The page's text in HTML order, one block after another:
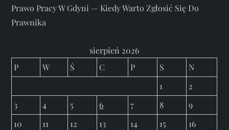
Prawo Pracy W Gdyni — Kiedy Warto Zgłosić Się Do
Prawnika
sierpień 2026
P
W Ś C P S
N
1
2
3
4 5 6 7 8
9
10
11 12 13 14 15
16